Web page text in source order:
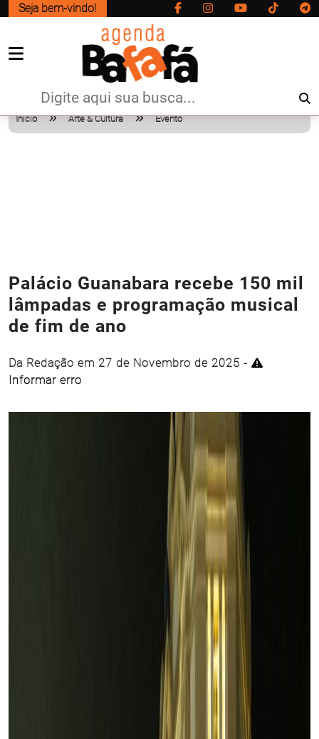
Seja bem-vindo!
Início Arte & Cultura Evento
Palácio Guanabara recebe 150 mil
lâmpadas e programação musical
de fim de ano
Da Redação em 27 de Novembro de 2025 -
Informar erro